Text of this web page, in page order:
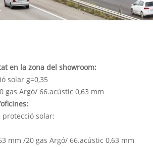
en la zona del showroom:
solar g=0,35
gas Argó/ 66.acústic 0,63 mm
solar:
mm /20 gas Argó/ 66.acústic 0,63 mm